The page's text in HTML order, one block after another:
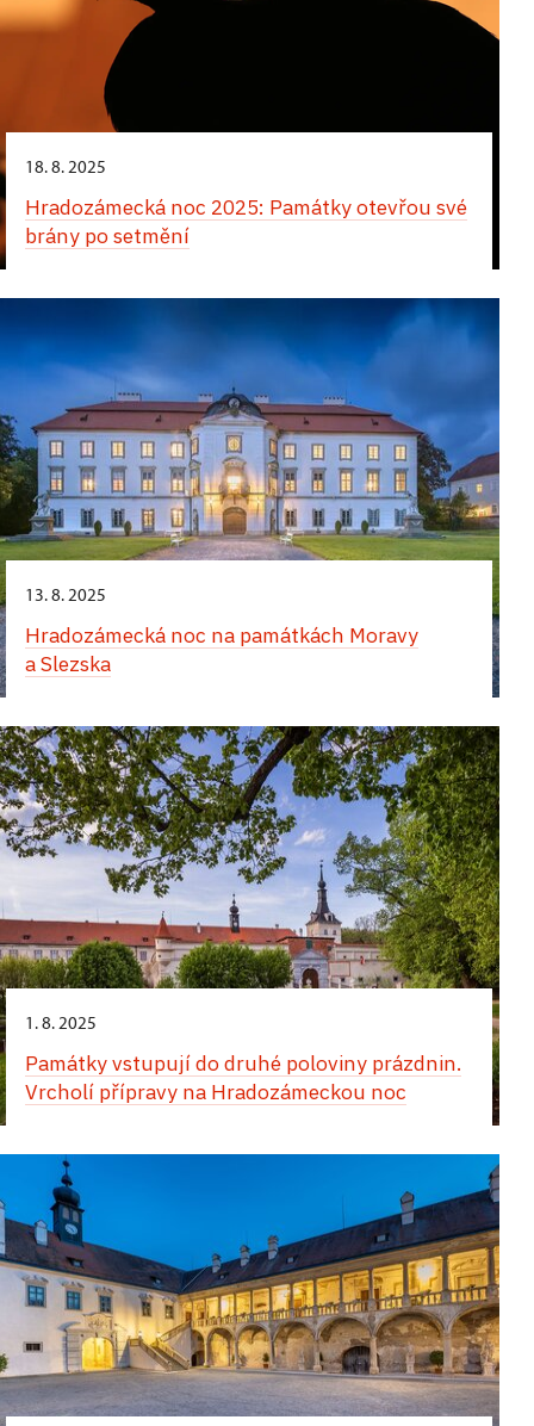
18. 8. 2025
Hradozámecká noc 2025: Památky otevřou své
brány po setmění
13. 8. 2025
Hradozámecká noc na památkách Moravy
a Slezska
1. 8. 2025
Památky vstupují do druhé poloviny prázdnin.
Vrcholí přípravy na Hradozámeckou noc